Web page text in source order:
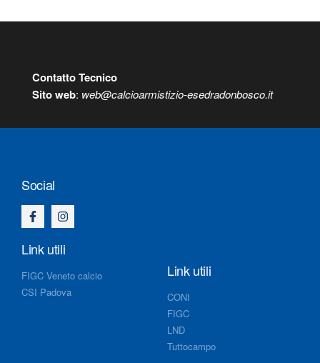
Contatto Tecnico
Sito web: web@calcioarmistizio-esedradonbosco.it
Social
Link utili
FIGC Veneto calcio
CSI Padova
Link utili
CONI
FIGC
LND
Tuttocampo